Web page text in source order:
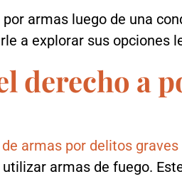
armas luego de una
a explorar sus opciones
derecho a
armas por delitos graves
armas de fuego.